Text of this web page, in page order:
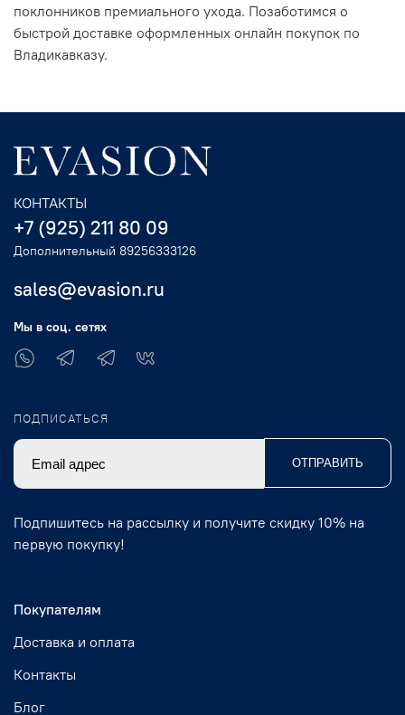
поклонников премиального ухода. Позаботимся о
быстрой доставке оформленных онлайн покупок по
Владикавказу.
Покупателям
Доставка и оплата
Контакты
Блог
КОНТАКТЫ
+7 (925) 211 80 09
Дополнительный 89256333126
sales@evasion.ru
Мы в соц. сетях
ПОДПИСАТЬСЯ
ОТПРАВИТЬ
Подпишитесь на рассылку и получите скидку 10% на
первую покупку!